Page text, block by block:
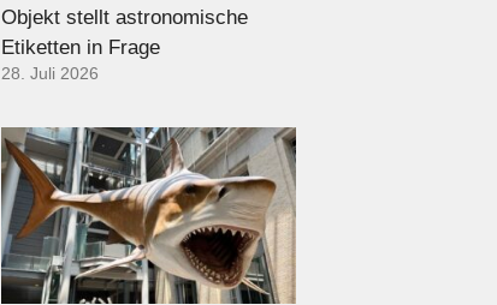
Objekt stellt astronomische
Etiketten in Frage
28. Juli 2026